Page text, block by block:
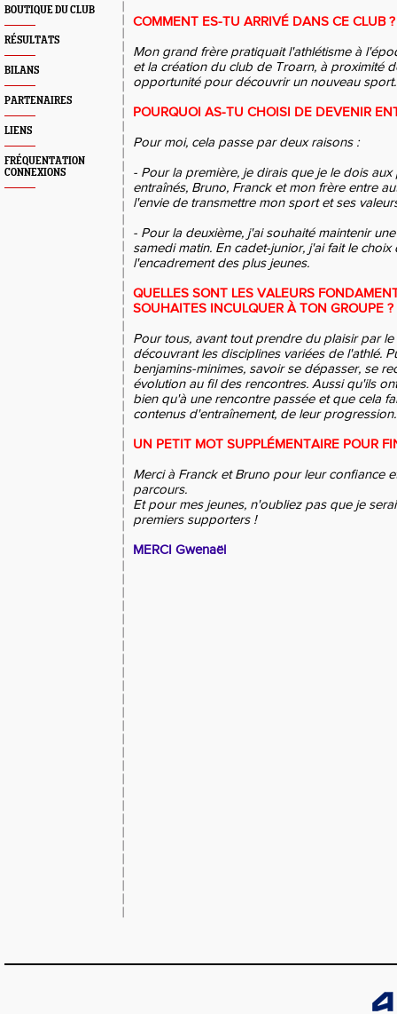
BOUTIQUE DU CLUB
RÉSULTATS
BILANS
PARTENAIRES
LIENS
FRÉQUENTATION
CONNEXIONS
COMMENT ES-TU ARRIVÉ DANS CE CLUB ?
Mon grand frère pratiquait l'athlétisme à
et la création du club de Troarn, à proximité
opportunité pour découvrir un nouveau sport.
POURQUOI AS-TU CHOISI DE DEVENIR
Pour moi, cela passe par deux raisons :
- Pour la première, je dirais que je le dois
entraînés, Bruno, Franck et mon frère entre
l'envie de transmettre mon sport et ses
- Pour la deuxième, j'ai souhaité maintenir
samedi matin. En cadet-junior, j'ai fait le
l'encadrement des plus jeunes.
QUELLES SONT LES VALEURS
SOUHAITES INCULQUER À TON GROUPE ?
Pour tous, avant tout prendre du plaisir par
découvrant les disciplines variées de l'athlé.
benjamins-minimes, savoir se dépasser, se
évolution au fil des rencontres. Aussi qu'ils
bien qu'à une rencontre passée et que cela
contenus d'entraînement, de leur progression.
UN PETIT MOT SUPPLÉMENTAIRE POUR
Merci à Franck et Bruno pour leur confiance
parcours.
Et pour mes jeunes, n'oubliez pas que je
premiers supporters !
MERCI Gwenaël